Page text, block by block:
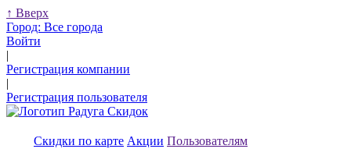
↑ Вверх
Город: Все города
Войти
|
Регистрация компании
|
Регистрация пользователя
Скидки по карте Акции Пользователям